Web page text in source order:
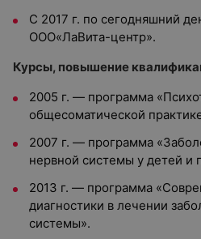
С 2017 г. по сегодняшний
ООО«ЛаВита-центр».
Курсы, повышение
2005 г. — программа
общесоматической
2007 г. — программа
нервной системы у детей и
2013 г. — программа
диагностики в лечении
системы».